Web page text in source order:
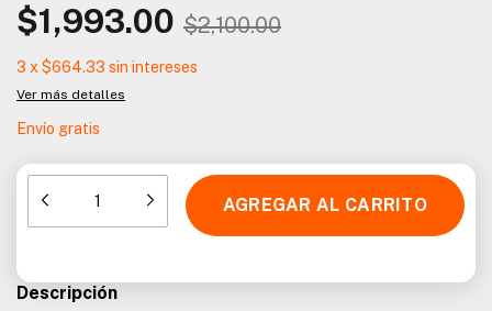
$1,993.00 $2,100.00
3 x $664.33 sin intereses
Ver más detalles
Envío gratis
Descripción